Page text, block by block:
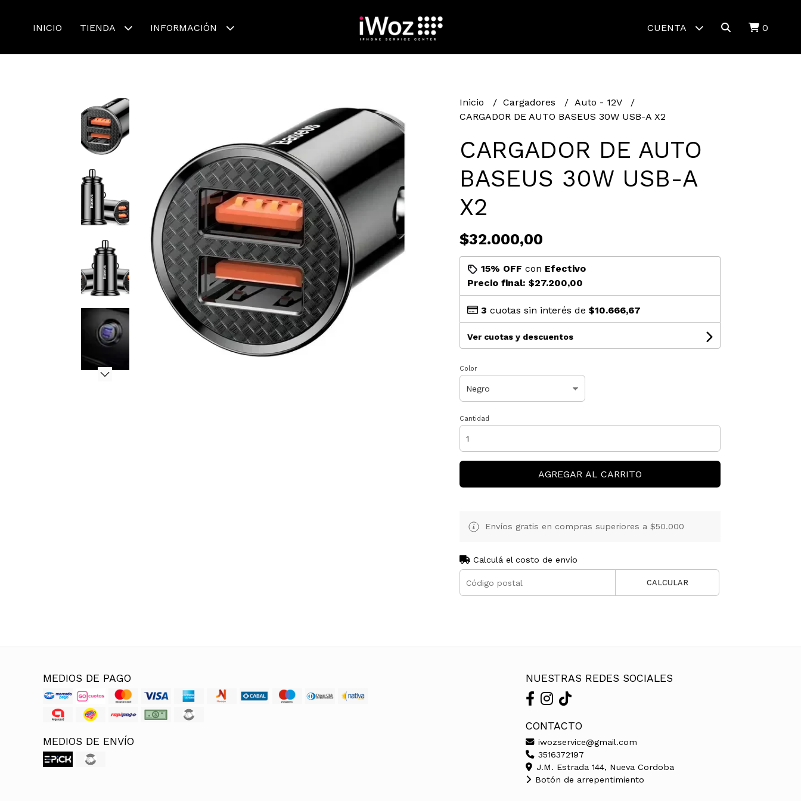
INICIO TIENDA INFORMACIÓN CUENTA 0
Inicio Cargadores
Auto - 12V
CARGADOR DE AUTO BASEUS 30W USB-A X2
CARGADOR DE AUTO
BASEUS 30W USB-A
X2
$32.000,00
15% OFF con Efectivo
Precio final: $27.200,00
3 cuotas sin interés de $10.666,67
Ver cuotas y descuentos
Color
Cantidad
AGREGAR AL CARRITO
Envíos gratis en compras superiores a $50.000
Calculá el costo de envío
CALCULAR
MEDIOS DE PAGO
MEDIOS DE ENVÍO
NUESTRAS REDES SOCIALES
CONTACTO
iwozservice@gmail.com
3516372197
J.M. Estrada 144, Nueva Cordoba
Botón de arrepentimiento